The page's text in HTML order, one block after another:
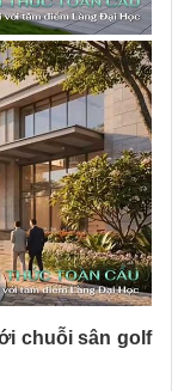
chuỗi sân golf